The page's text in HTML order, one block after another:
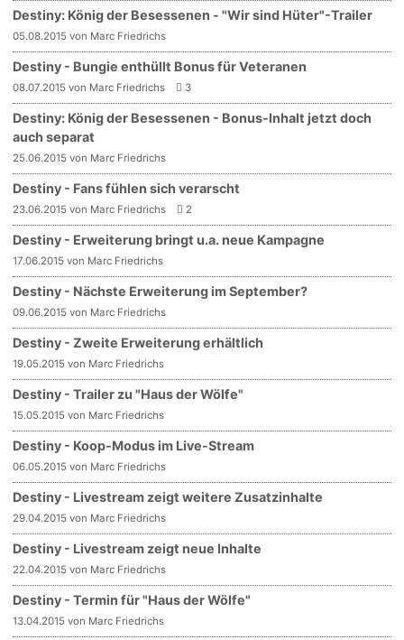
Destiny: König der Besessenen - "Wir sind Hüter"-Trailer
05.08.2015 von Marc Friedrichs
Destiny - Bungie enthüllt Bonus für Veteranen
08.07.2015 von Marc Friedrichs 3
Destiny: König der Besessenen - Bonus-Inhalt jetzt doch
auch separat
25.06.2015 von Marc Friedrichs
Destiny - Fans fühlen sich verarscht
23.06.2015 von Marc Friedrichs 2
Destiny - Erweiterung bringt u.a. neue Kampagne
17.06.2015 von Marc Friedrichs
Destiny - Nächste Erweiterung im September?
09.06.2015 von Marc Friedrichs
Destiny - Zweite Erweiterung erhältlich
19.05.2015 von Marc Friedrichs
Destiny - Trailer zu "Haus der Wölfe"
15.05.2015 von Marc Friedrichs
Destiny - Koop-Modus im Live-Stream
06.05.2015 von Marc Friedrichs
Destiny - Livestream zeigt weitere Zusatzinhalte
29.04.2015 von Marc Friedrichs
Destiny - Livestream zeigt neue Inhalte
22.04.2015 von Marc Friedrichs
Destiny - Termin für "Haus der Wölfe"
13.04.2015 von Marc Friedrichs